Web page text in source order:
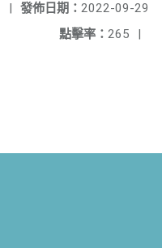
發佈日期： 2022-09-29
|
點擊率： 265 |